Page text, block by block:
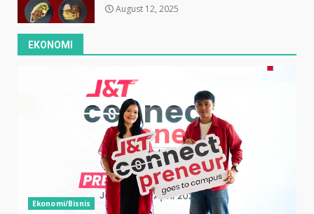
August 12, 2025
EKONOMI
Ekonomi/Bisnis